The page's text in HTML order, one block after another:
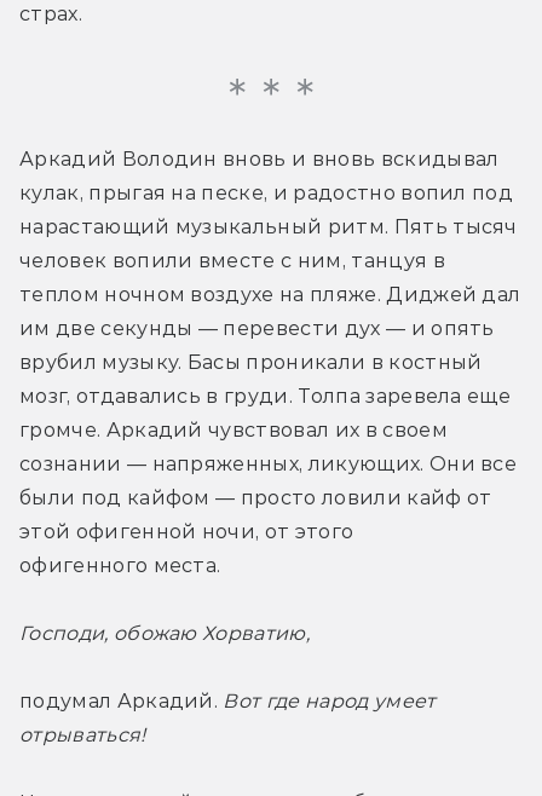
страх.
Аркадий Володин вновь и вновь вскидывал
кулак, прыгая на песке, и радостно вопил под
нарастающий музыкальный ритм. Пять тысяч
человек вопили вместе с ним, танцуя в
теплом ночном воздухе на пляже. Диджей дал
им две секунды — перевести дух — и опять
врубил музыку. Басы проникали в костный
мозг, отдавались в груди. Толпа заревела еще
громче. Аркадий чувствовал их в своем
сознании — напряженных, ликующих. Они все
были под кайфом — просто ловили кайф от
этой офигенной ночи, от этого
офигенного места.
Господи, обожаю Хорватию,
подумал Аркадий. Вот где народ умеет
отрываться!